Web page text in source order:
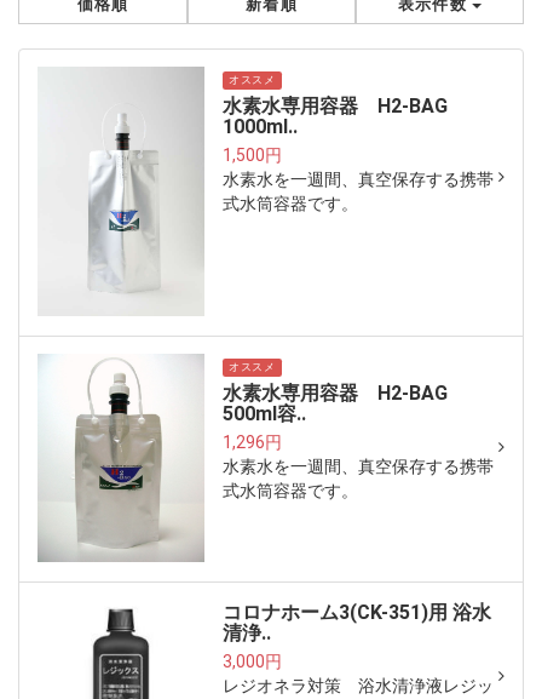
価格順 新着順 表示件数
オススメ
水素水専用容器 H2-BAG
1000ml..
1,500円
水素水を一週間、真空保存する携帯
式水筒容器です。
オススメ
水素水専用容器 H2-BAG
500ml容..
1,296円
水素水を一週間、真空保存する携帯
式水筒容器です。
コロナホーム3(CK-351)用 浴水
清浄..
3,000円
レジオネラ対策 浴水清浄液レジッ